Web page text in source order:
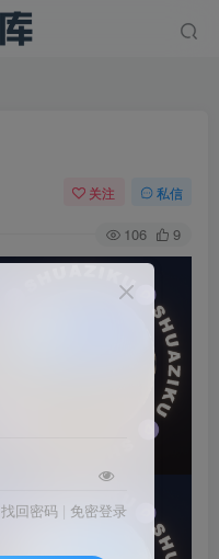
关注 私信
106 9
找回密码 | 免密登录